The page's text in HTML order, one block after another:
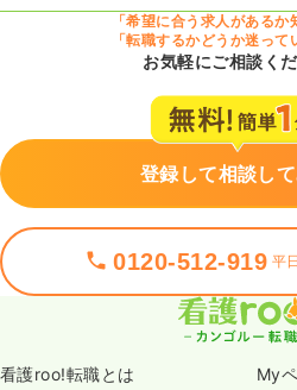
「希望に合う求人があるか
「転職するかどうか迷って
お気軽にご相談く
登録して相談し
0120-512-919 平
看護roo!転職とは My